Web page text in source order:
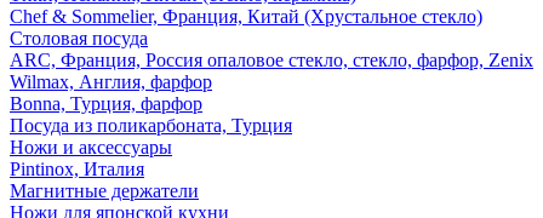
Chef & Sommelier, Франция, Китай (Хрустальное стекло)
Столовая посуда
ARC, Франция, Россия опаловое стекло, стекло, фарфор, Zenix
Wilmax, Англия, фарфор
Bonna, Турция, фарфор
Посуда из поликарбоната, Турция
Ножи и аксессуары
Pintinox, Италия
Магнитные держатели
Ножи для японской кухни